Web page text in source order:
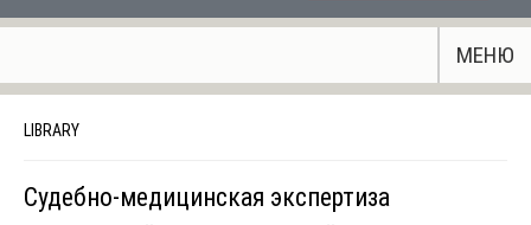
МЕНЮ
LIBRARY
Судебно-медицинская экспертиза